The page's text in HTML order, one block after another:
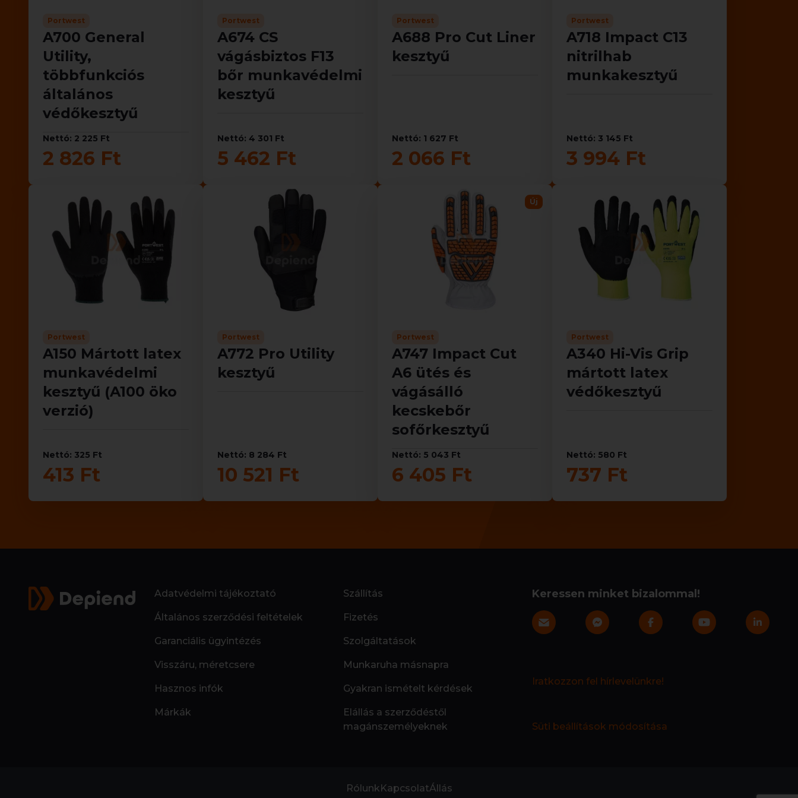
Portwest
A700 General
Utility,
többfunkciós
általános
védőkesztyű
Nettó: 2 225 Ft
2 826 Ft
Portwest
A674 CS
vágásbiztos F13
bőr munkavédelmi
kesztyű
Nettó: 4 301 Ft
5 462 Ft
Portwest
A688 Pro Cut Liner
kesztyű
Nettó: 1 627 Ft
2 066 Ft
Portwest
A718 Impact C13
nitrilhab
munkakesztyű
Nettó: 3 145 Ft
3 994 Ft
Portwest
A150 Mártott latex
munkavédelmi
kesztyű (A100 öko
verzió)
Nettó: 325 Ft
413 Ft
Portwest
A772 Pro Utility
kesztyű
Nettó: 8 284 Ft
10 521 Ft
Új
Portwest
A747 Impact Cut
A6 ütés és
vágásálló
kecskebőr
sofőrkesztyű
Nettó: 5 043 Ft
6 405 Ft
Portwest
A340 Hi-Vis Grip
mártott latex
védőkesztyű
Nettó: 580 Ft
737 Ft
Adatvédelmi tájékoztató
Általános szerződési feltételek
Garanciális ügyintézés
Visszáru, méretcsere
Hasznos infók
Márkák
Szállítás
Fizetés
Szolgáltatások
Munkaruha másnapra
Gyakran ismételt kérdések
Elállás a szerződéstől
magánszemélyeknek
Keressen minket bizalommal!
Iratkozzon fel hírlevelünkre!
Süti beállítások módosítása
RólunkKapcsolatÁllás